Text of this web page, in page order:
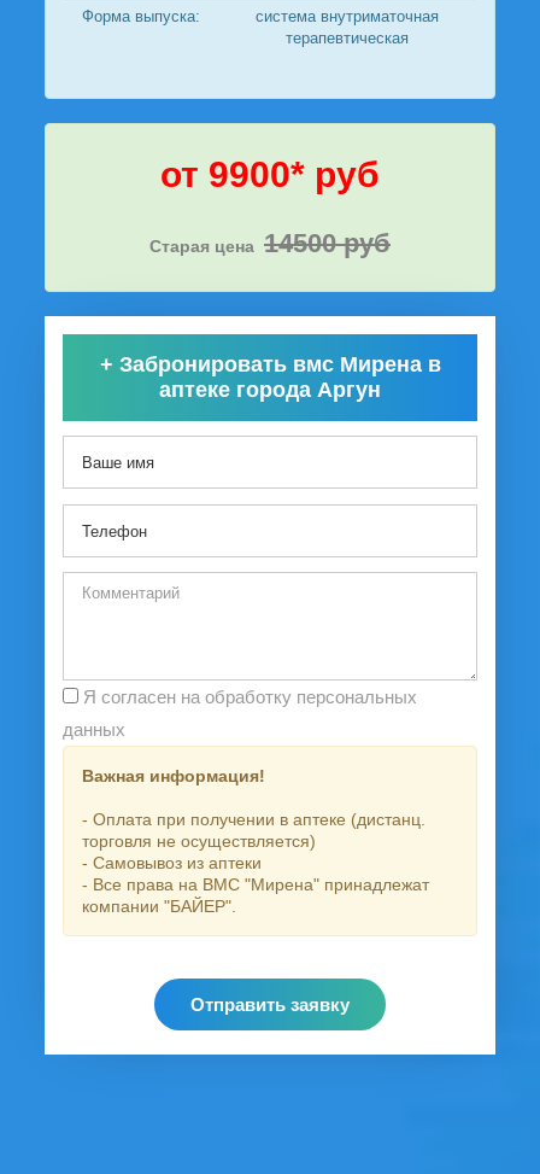
Форма выпуска:
система внутриматочная
терапевтическая
от 9900* руб
Старая цена 14500 руб
+ Забронировать вмс Мирена в
аптеке города Аргун
данных
Важная информация!
- Оплата при получении в аптеке (дистанц.
торговля не осуществляется)
- Самовывоз из аптеки
- Все права на ВМС "Мирена" принадлежат
компании "БАЙЕР".
Отправить заявку